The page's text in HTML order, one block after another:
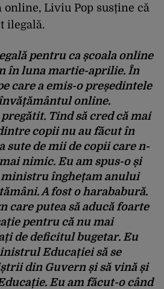
online, Liviu Pop susține că
ilegală.
pentru ca școala online
în luna martie-aprilie. În
care a emis-o președintele
online.
Tind să cred că mai
copii nu au făcut în
sute de mii de copii care n-
nimic. Eu am spus-o și
ministru înghețam anului
A fost o harababură.
care putea să aducă foarte
pentru că nu mai
de deficitul bugetar. Eu
Educației să se
din Guvern și să vină și
Eu am făcut-o când